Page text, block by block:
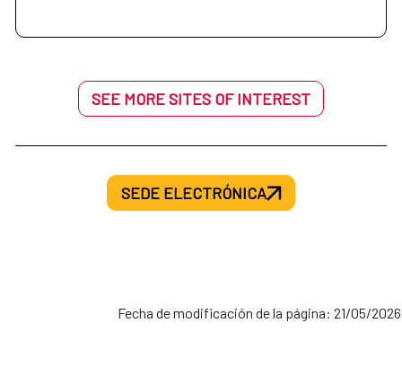
SEE MORE SITES OF INTEREST
SEDE ELECTRÓNICA
Fecha de modificación de la página: 21/05/2026